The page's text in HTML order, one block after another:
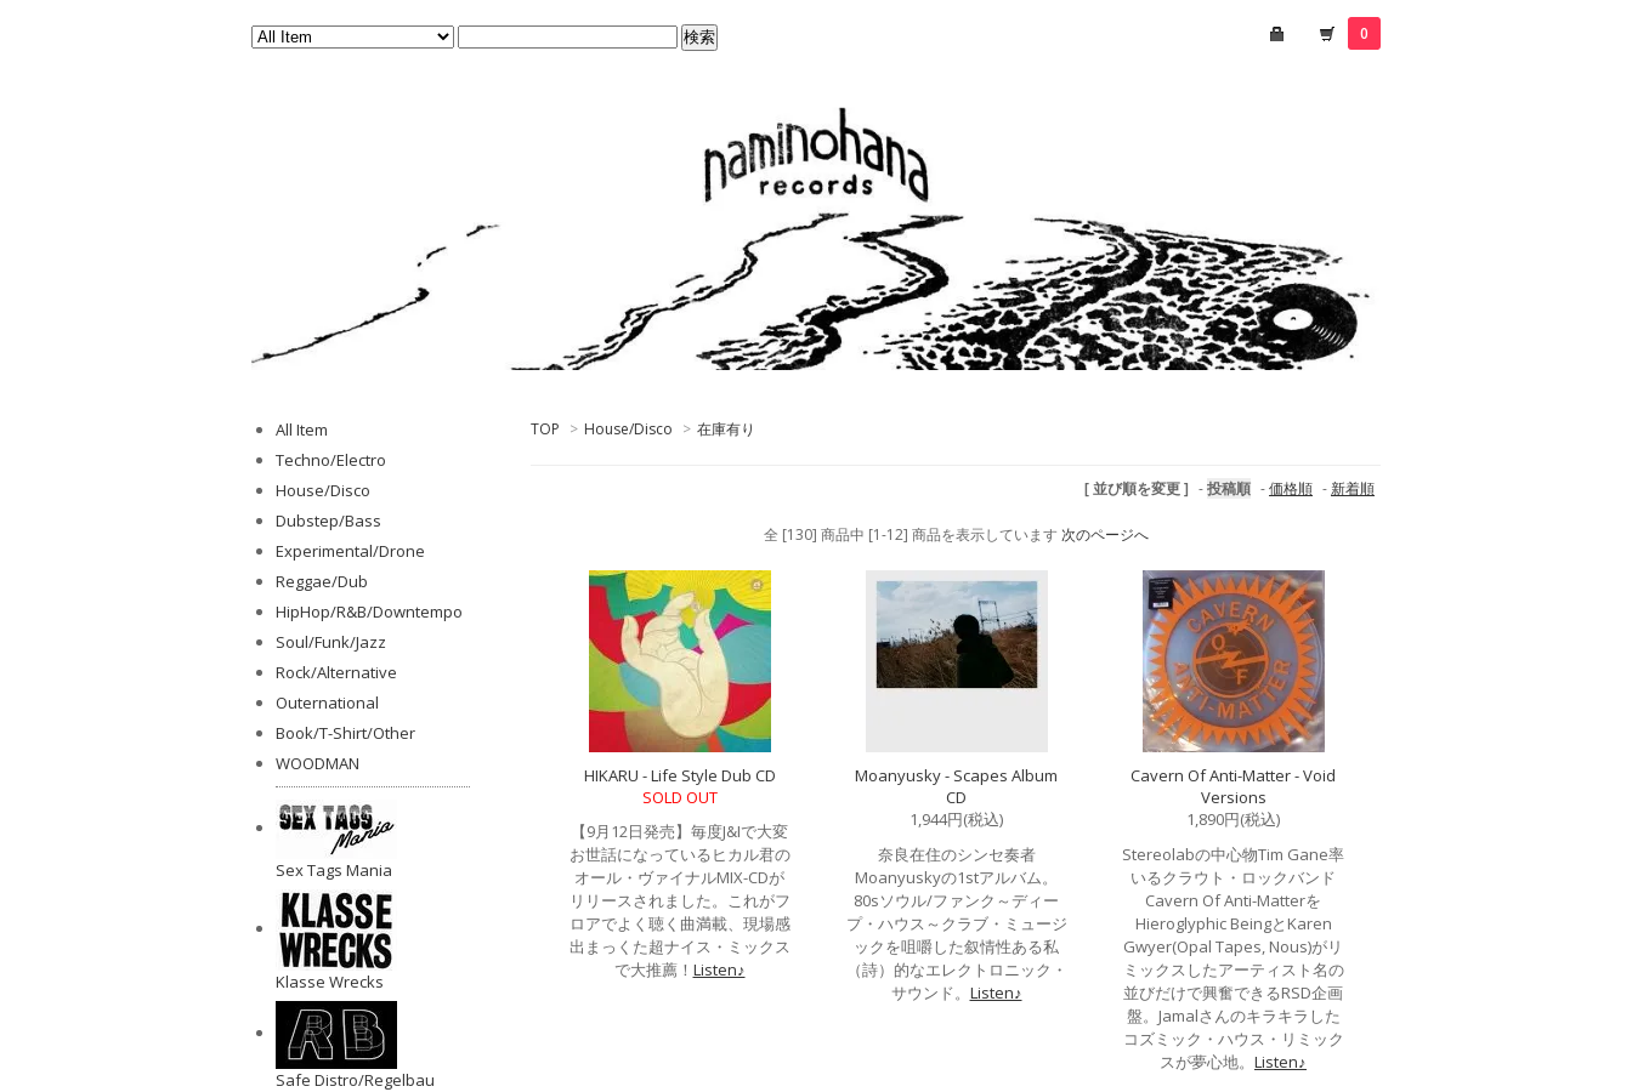
0
TOP > House/Disco > 在庫有り
[ 並び順を変更 ] -投稿順 -価格順 -新着順
全 [130] 商品中 [1-12] 商品を表示しています 次のページへ
HIKARU - Life Style Dub CD
SOLD OUT
【9月12日発売】毎度J&Iで大変
お世話になっているヒカル君の
オール・ヴァイナルMIX-CDが
リリースされました。これがフ
ロアでよく聴く曲満載、現場感
出まっくた超ナイス・ミックス
で大推薦！ Listen♪
Moanyusky - Scapes Album
CD
1,944円(税込)
奈良在住のシンセ奏者
Moanyuskyの1stアルバム。
80sソウル/ファンク～ディー
プ・ハウス～クラブ・ミュージ
ックを咀嚼した叙情性ある私
（詩）的なエレクトロニック・
サウンド。 Listen♪
Cavern Of Anti-Matter - Void
Versions
1,890円(税込)
Stereolabの中心物Tim Gane率
いるクラウト・ロックバンド
Cavern Of Anti-Matterを
Hieroglyphic BeingとKaren
Gwyer(Opal Tapes, Nous)がリ
ミックスしたアーティスト名の
並びだけで興奮できるRSD企画
盤。Jamalさんのキラキラした
コズミック・ハウス・リミック
スが夢心地。 Listen♪
All Item
Techno/Electro
House/Disco
Dubstep/Bass
Experimental/Drone
Reggae/Dub
HipHop/R&B/Downtempo
Soul/Funk/Jazz
Rock/Alternative
Outernational
Book/T-Shirt/Other
WOODMAN
Sex Tags Mania
Klasse Wrecks
Safe Distro/Regelbau